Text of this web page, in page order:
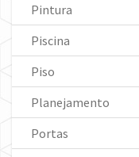
Pintura
Piscina
Piso
Planejamento
Portas